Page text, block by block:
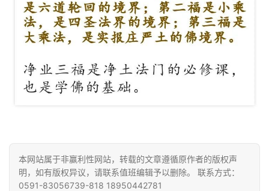
本网站属于非赢利性网站，转载的文章遵循原作者的版权声
明，如有版权异议，请联系值班编辑予以删除。 联系方式：
0591-83056739-818 18950442781